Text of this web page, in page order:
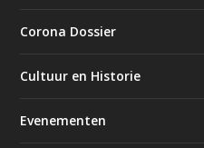
Corona Dossier
Cultuur en Historie
Evenementen